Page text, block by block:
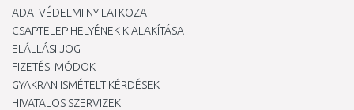
ADATVÉDELMI NYILATKOZAT
CSAPTELEP HELYÉNEK KIALAKÍTÁSA
ELÁLLÁSI JOG
FIZETÉSI MÓDOK
GYAKRAN ISMÉTELT KÉRDÉSEK
HIVATALOS SZERVIZEK